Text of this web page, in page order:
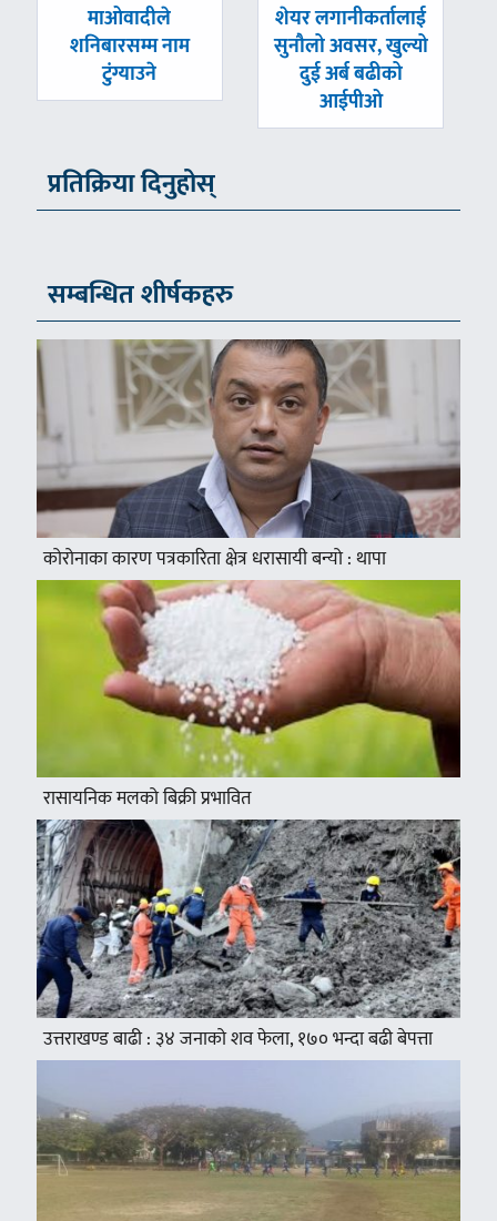
पछिल्लाे
-
माओवादीले
शनिबारसम्म नाम
टुंग्याउने
अघिल्लाे
-
शेयर लगानीकर्तालाई
सुनौलो अवसर, खुल्यो
दुई अर्ब बढीको
आईपीओ
प्रतिक्रिया दिनुहोस्
सम्बन्धित शीर्षकहरु
कोरोनाका कारण पत्रकारिता क्षेत्र धरासायी बन्यो : थापा
रासायनिक मलको बिक्री प्रभावित
उत्तराखण्ड बाढी : ३४ जनाको शव फेला, १७० भन्दा बढी बेपत्ता